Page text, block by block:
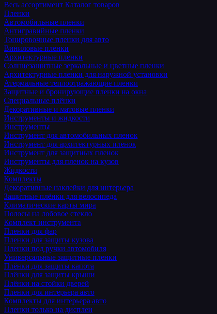
Весь ассортимент Каталог товаров
Пленки
Автомобильные пленки
Антигравийные пленки
Тонировочные пленки для авто
Виниловые пленки
Архитектурные пленки
Солнцезащитные зеркальные и цветные пленки
Архитектурные пленки для наружной установки
Атермальные теплоотражающие пленки
Защитные и бронирующие пленки на окна
Специальные плёнки
Декоративные и матовые пленки
Инструменты и жидкости
Инструменты
Инструмент для автомобильных пленок
Инструмент для архитектурных пленок
Инструмент для защитных пленок
Инструменты для пленок на кузов
Жидкости
Комплекты
Декоративные наклейки для интерьера
Защитные плёнки для велосипеда
Климатические карты мира
Полосы на лобовое стекло
Комплект инструмента
Пленки для фар
Пленки для защиты кузова
Пленки под ручки автомобиля
Универсальные защитные пленки
Плёнки для защиты капота
Плёнки для защиты крыши
Плёнки на стойки дверей
Пленки для интерьера авто
Комплекты для интерьера авто
Пленки только на дисплеи